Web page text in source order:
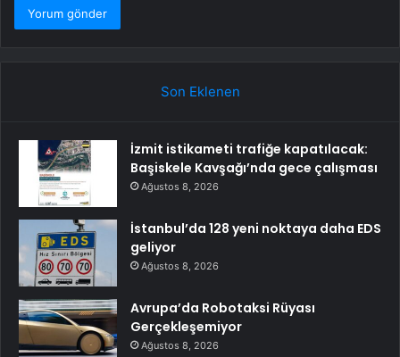
Son Eklenen
İzmit istikameti trafiğe kapatılacak:
Başiskele Kavşağı’nda gece çalışması
Ağustos 8, 2026
İstanbul’da 128 yeni noktaya daha EDS
geliyor
Ağustos 8, 2026
Avrupa’da Robotaksi Rüyası
Gerçekleşemiyor
Ağustos 8, 2026